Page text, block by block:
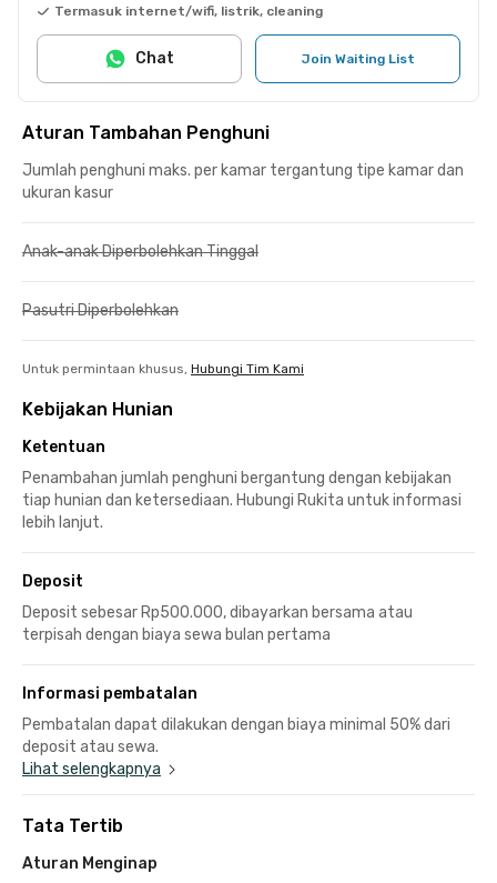
Termasuk internet/wifi, listrik, cleaning
Join Waiting List
Chat
Aturan Tambahan Penghuni
Jumlah penghuni maks. per kamar tergantung tipe kamar dan
ukuran kasur
Anak-anak Diperbolehkan Tinggal
Pasutri Diperbolehkan
Untuk permintaan khusus, Hubungi Tim Kami
Kebijakan Hunian
Ketentuan
Penambahan jumlah penghuni bergantung dengan kebijakan
tiap hunian dan ketersediaan. Hubungi Rukita untuk informasi
lebih lanjut.
Deposit
Deposit sebesar Rp500.000, dibayarkan bersama atau
terpisah dengan biaya sewa bulan pertama
Informasi pembatalan
Pembatalan dapat dilakukan dengan biaya minimal 50% dari
deposit atau sewa.
Lihat selengkapnya
Tata Tertib
Aturan Menginap